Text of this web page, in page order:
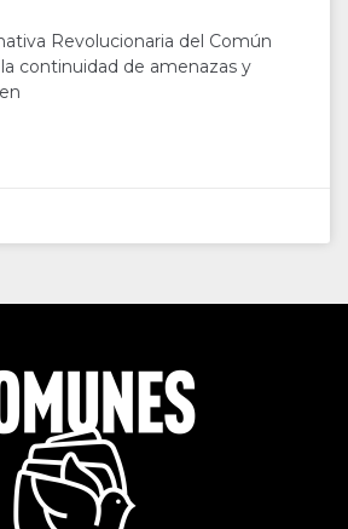
Revolucionaria del Común
continuidad de amenazas y